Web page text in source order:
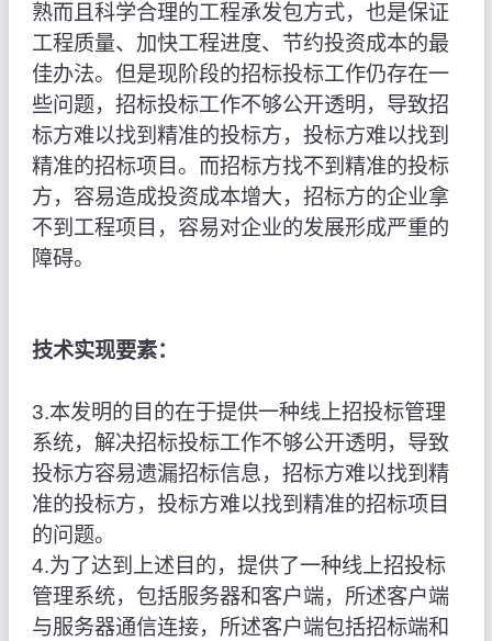
熟而且科学合理的工程承发包方式，也是保证
工程质量、加快工程进度、节约投资成本的最
佳办法。但是现阶段的招标投标工作仍存在一
些问题，招标投标工作不够公开透明，导致招
标方难以找到精准的投标方，投标方难以找到
精准的招标项目。而招标方找不到精准的投标
方，容易造成投资成本增大，招标方的企业拿
不到工程项目，容易对企业的发展形成严重的
障碍。
技术实现要素：
3.本发明的目的在于提供一种线上招投标管理
系统，解决招标投标工作不够公开透明，导致
投标方容易遗漏招标信息，招标方难以找到精
准的投标方，投标方难以找到精准的招标项目
的问题。
4.为了达到上述目的，提供了一种线上招投标
管理系统，包括服务器和客户端，所述客户端
与服务器通信连接，所述客户端包括招标端和